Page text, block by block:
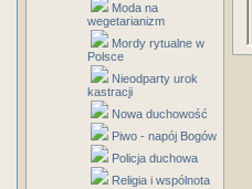
Moda na
wegetarianizm
Mordy rytualne w
Polsce
Nieodparty urok
kastracji
Nowa duchowość
Piwo - napój Bogów
Policja duchowa
Religia i wspólnota